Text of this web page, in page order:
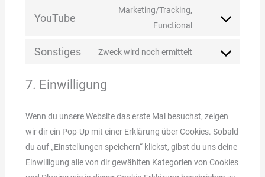
YouTube
Marketing/Tracking,
Functional
Sonstiges Zweck wird noch ermittelt
7. Einwilligung
Wenn du unsere Website das erste Mal besuchst, zeigen
wir dir ein Pop-Up mit einer Erklärung über Cookies. Sobald
du auf „Einstellungen speichern“ klickst, gibst du uns deine
Einwilligung alle von dir gewählten Kategorien von Cookies